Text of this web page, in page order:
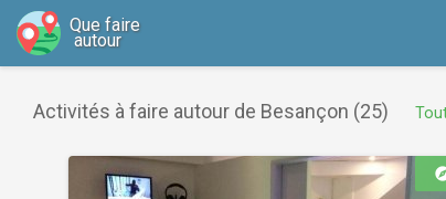
Que faire
autour
Activités à faire autour de Besançon (25)